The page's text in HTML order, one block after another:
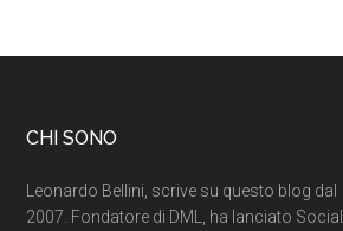
CHI SONO
Leonardo Bellini, scrive su questo blog dal
2007. Fondatore di DML, ha lanciato Social